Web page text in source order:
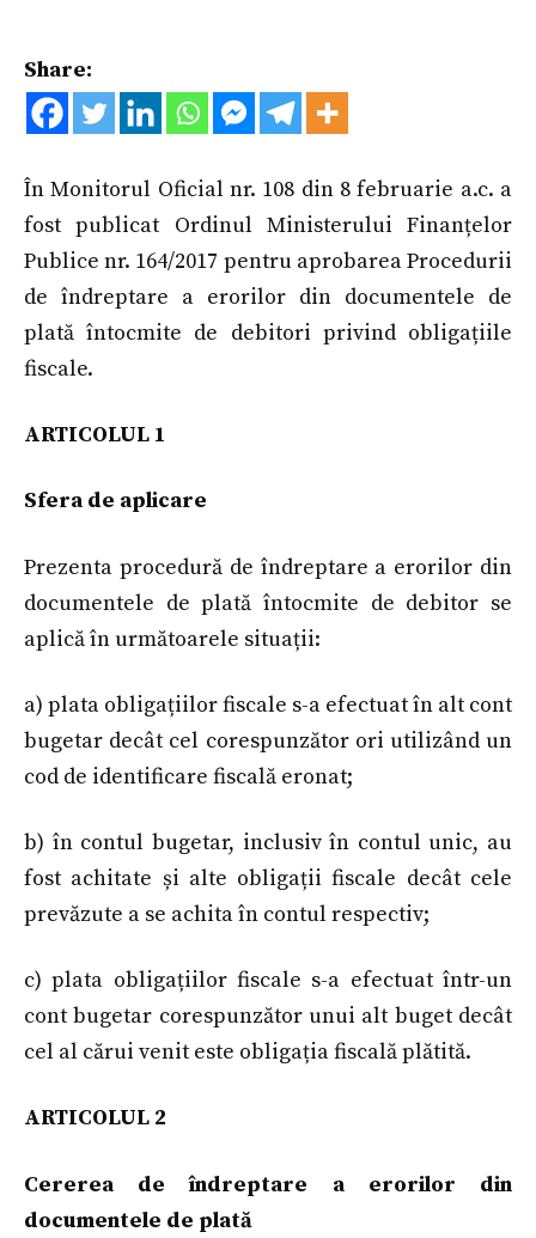
Share:
În Monitorul Oficial nr. 108 din 8 februarie a.c. a
fost publicat Ordinul Ministerului Finanțelor
Publice nr. 164/2017 pentru aprobarea Procedurii
de îndreptare a erorilor din documentele de
plată întocmite de debitori privind obligațiile
fiscale.
ARTICOLUL 1
Sfera de aplicare
Prezenta procedură de îndreptare a erorilor din
documentele de plată întocmite de debitor se
aplică în următoarele situații:
a) plata obligațiilor fiscale s-a efectuat în alt cont
bugetar decât cel corespunzător ori utilizând un
cod de identificare fiscală eronat;
b) în contul bugetar, inclusiv în contul unic, au
fost achitate și alte obligații fiscale decât cele
prevăzute a se achita în contul respectiv;
c) plata obligațiilor fiscale s-a efectuat într-un
cont bugetar corespunzător unui alt buget decât
cel al cărui venit este obligația fiscală plătită.
ARTICOLUL 2
Cererea de îndreptare a erorilor din
documentele de plată